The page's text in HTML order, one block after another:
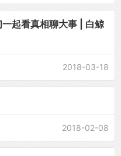
起看真相聊大事 | 白鲸
2018-03-18
2018-02-08